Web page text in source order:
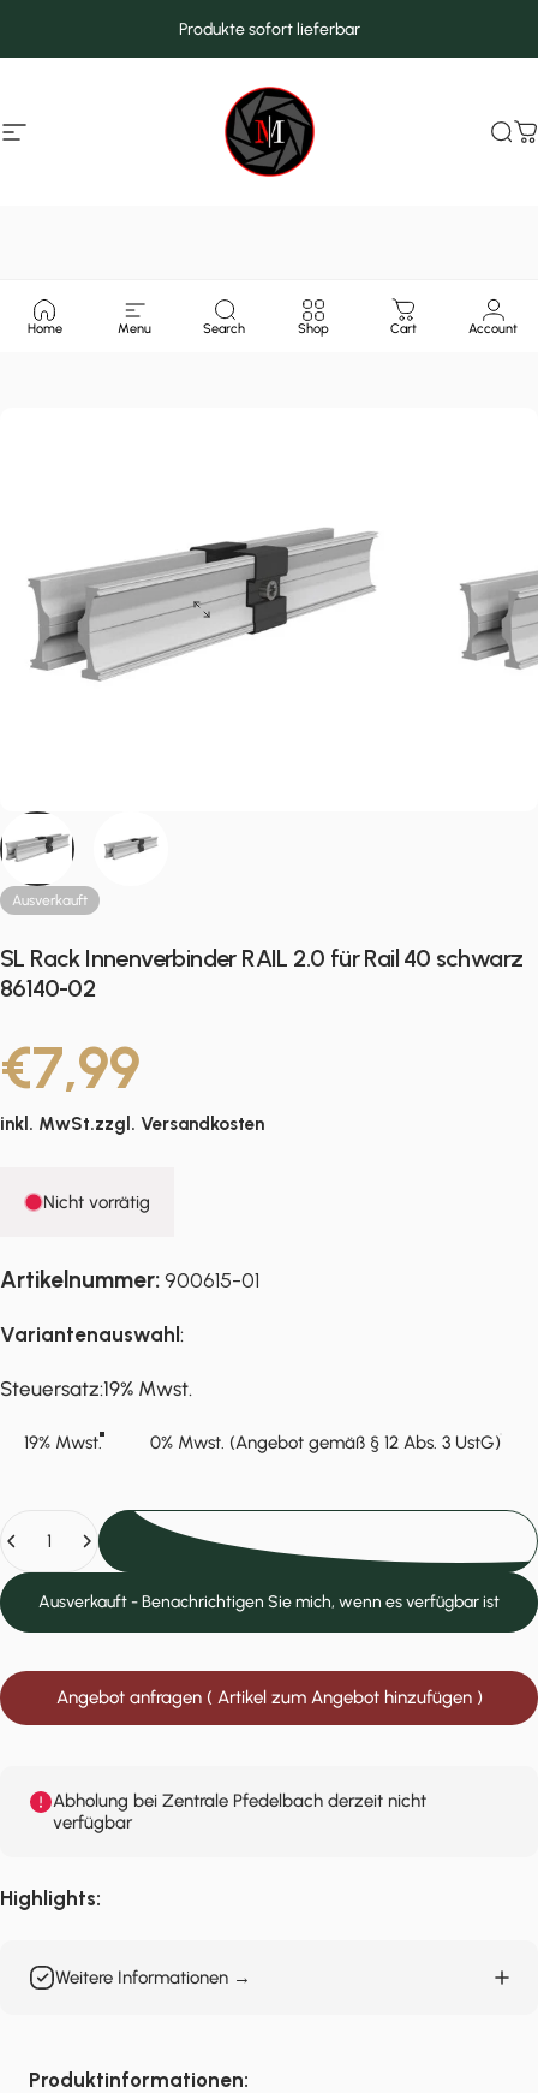
Produkte sofort lieferbar
Seitennavigation MarcMax Shop
Home Menu Search Shop Cart Account
Ausverkauft
SL Rack Innenverbinder RAIL 2.0 für Rail 40 schwarz
86140-02
€7,99
inkl. MwSt.zzgl. Versandkosten
Nicht vorrätig
Artikelnummer:900615-01
Variantenauswahl :
Steuersatz
Steuersatz:19% Mwst.
19% Mwst. 0% Mwst. (Angebot gemäß § 12 Abs. 3 UstG)
Ausverkauft - Benachrichtigen Sie mich, wenn es verfügbar ist
Angebot anfragen ( Artikel zum Angebot hinzufügen )
Abholung bei Zentrale Pfedelbach derzeit nicht
verfügbar
Highlights:
Weitere Informationen →
Produktinformationen: